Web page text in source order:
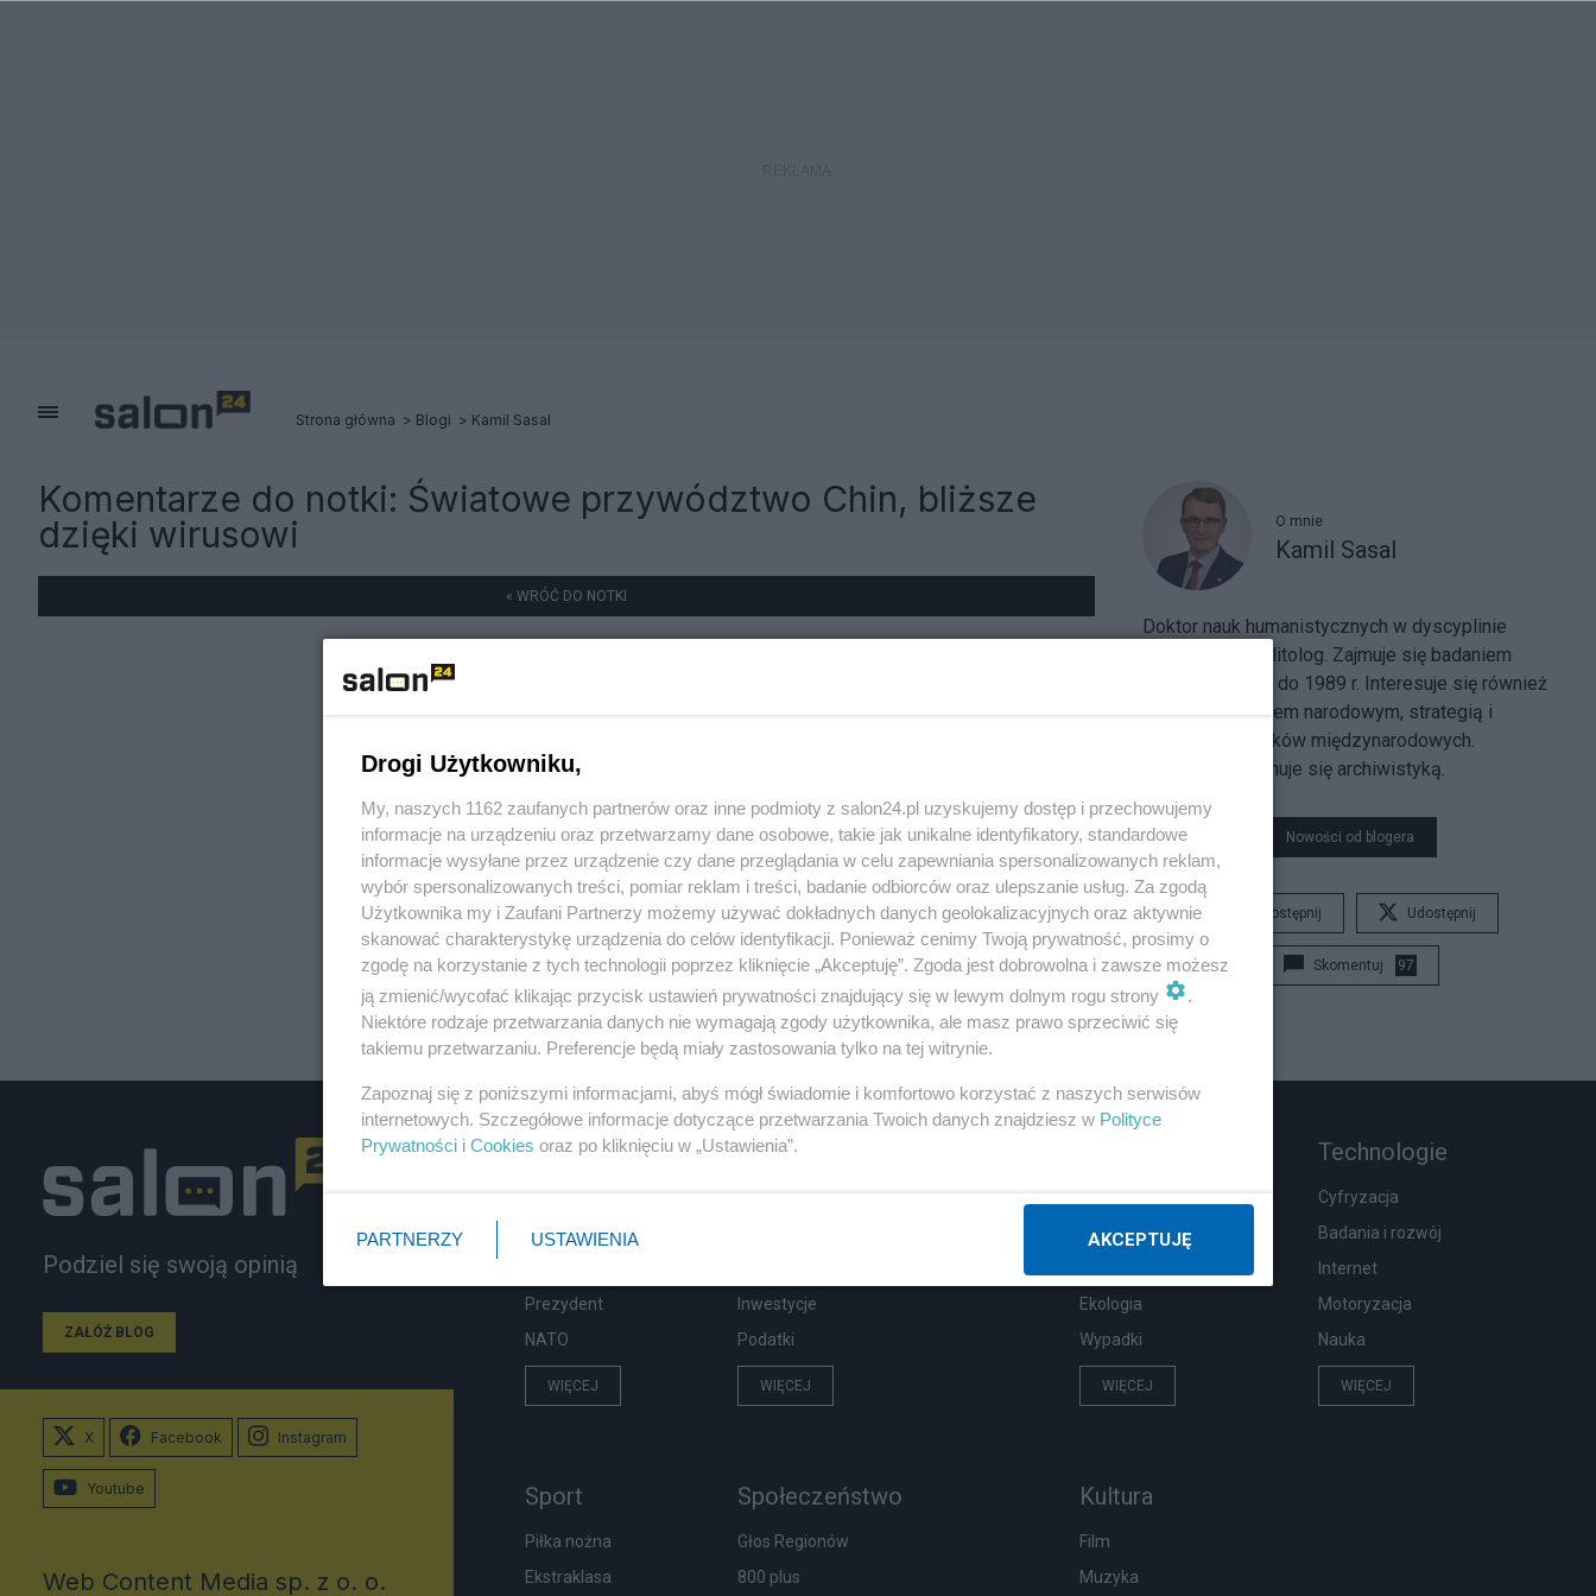
Strona główna Blogi Kamil Sasal
Komentarze do notki: Światowe przywództwo Chin, bliższe
dzięki wirusowi
« WRÓĆ DO NOTKI
O mnie
Kamil Sasal
Doktor nauk humanistycznych w dyscyplinie
historia oraz politolog. Zajmuje się badaniem
okresu od 1945 do 1989 r. Interesuje się również
bezpieczeństwem narodowym, strategią i
teoriami stosunków międzynarodowych.
Zawodowo zajmuje się archiwistyką.
Nowości od blogera
Udostępnij Udostępnij
Skomentuj 97
Podziel się swoją opinią
ZAŁÓŻ BLOG
Polityka
PiS
Prezydent
NATO
WIĘCEJ
Gospodarka
Inwestycje
Podatki
WIĘCEJ
Podróże
Ekologia
Wypadki
WIĘCEJ
Technologie
Cyfryzacja
Badania i rozwój
Internet
Motoryzacja
Nauka
WIĘCEJ
Sport
Piłka nożna
Ekstraklasa
Społeczeństwo
Głos Regionów
800 plus
Kultura
Film
Muzyka
X Facebook Instagram
Youtube
Web Content Media sp. z o. o.
Drogi Użytkowniku,
My, naszych 1162 zaufanych partnerów oraz inne podmioty z salon24.pl uzyskujemy dostęp i przechowujemy
informacje na urządzeniu oraz przetwarzamy dane osobowe, takie jak unikalne identyfikatory, standardowe
informacje wysyłane przez urządzenie czy dane przeglądania w celu zapewniania spersonalizowanych reklam,
wybór spersonalizowanych treści, pomiar reklam i treści, badanie odbiorców oraz ulepszanie usług. Za zgodą
Użytkownika my i Zaufani Partnerzy możemy używać dokładnych danych geolokalizacyjnych oraz aktywnie
skanować charakterystykę urządzenia do celów identyfikacji. Ponieważ cenimy Twoją prywatność, prosimy o
zgodę na korzystanie z tych technologii poprzez kliknięcie „Akceptuję”. Zgoda jest dobrowolna i zawsze możesz
ją zmienić/wycofać klikając przycisk ustawień prywatności znajdujący się w lewym dolnym rogu strony
.
Niektóre rodzaje przetwarzania danych nie wymagają zgody użytkownika, ale masz prawo sprzeciwić się
takiemu przetwarzaniu. Preferencje będą miały zastosowania tylko na tej witrynie.
Zapoznaj się z poniższymi informacjami, abyś mógł świadomie i komfortowo korzystać z naszych serwisów
internetowych. Szczegółowe informacje dotyczące przetwarzania Twoich danych znajdziesz w Polityce
Prywatności i Cookies oraz po kliknięciu w „Ustawienia”.
PARTNERZY USTAWIENIA AKCEPTUJĘ